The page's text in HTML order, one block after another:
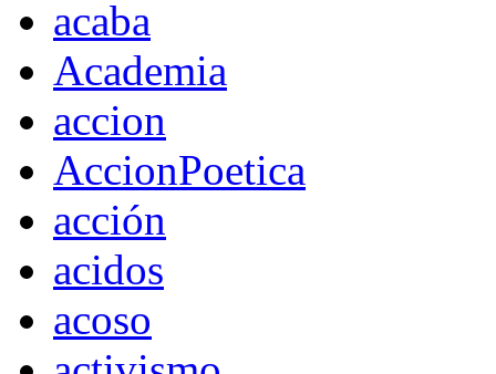
acaba
Academia
accion
AccionPoetica
acción
acidos
acoso